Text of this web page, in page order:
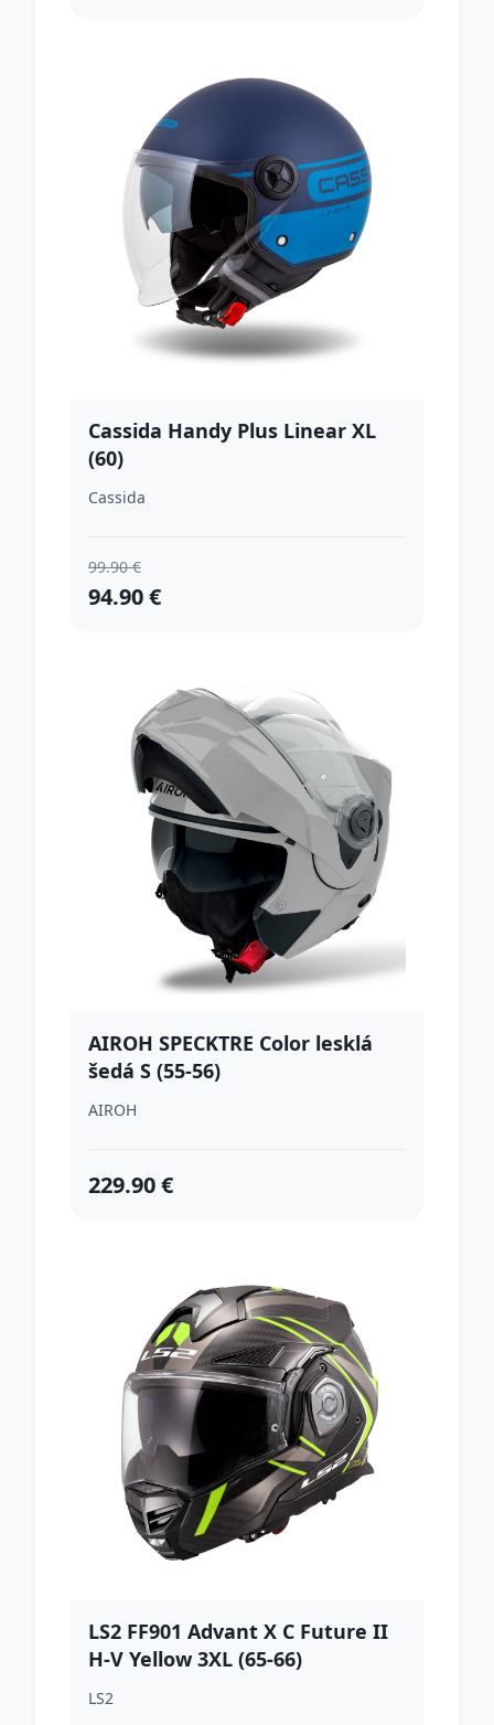
Cassida Handy Plus Linear XL
(60)
Cassida
99.90 €
94.90 €
AIROH SPECKTRE Color lesklá
šedá S (55-56)
AIROH
229.90 €
LS2 FF901 Advant X C Future II
H-V Yellow 3XL (65-66)
LS2